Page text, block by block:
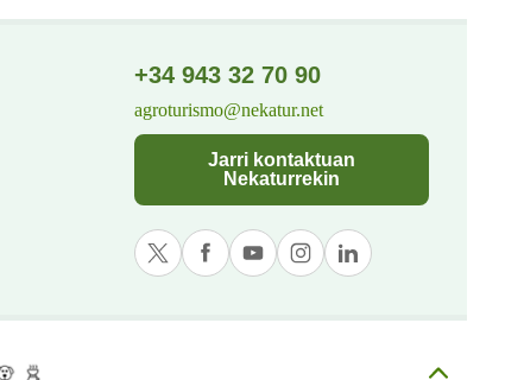
+34 943 32 70 90
agroturismo@nekatur.net
Jarri kontaktuan
Nekaturrekin